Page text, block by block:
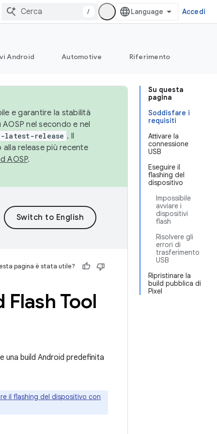
/ Accedi
Android Automotive Riferimento
Su questa
pagina
Soddisfare i
requisiti
Attivare la
connessione
USB
Eseguire il
flashing del
dispositivo
Impossibile
avviare i
dispositivi
flash
Risolvere gli
errori di
trasferimento
USB
Ripristinare la
build pubblica di
Pixel
e garantire la stabilità
nel secondo e nel
latest-release . Il
release più recente
AOSP.
pagina è stata utile?
Tool
una build Android predefinita
il flashing del dispositivo con